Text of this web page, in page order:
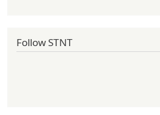
Follow STNT